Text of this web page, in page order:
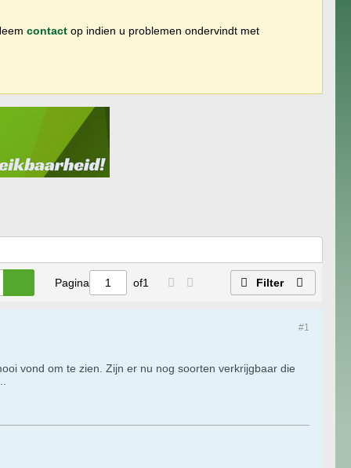
contact op indien u problemen ondervindt met
Pagina of1 Filter
#1
vond om te zien. Zijn er nu nog soorten verkrijgbaar die